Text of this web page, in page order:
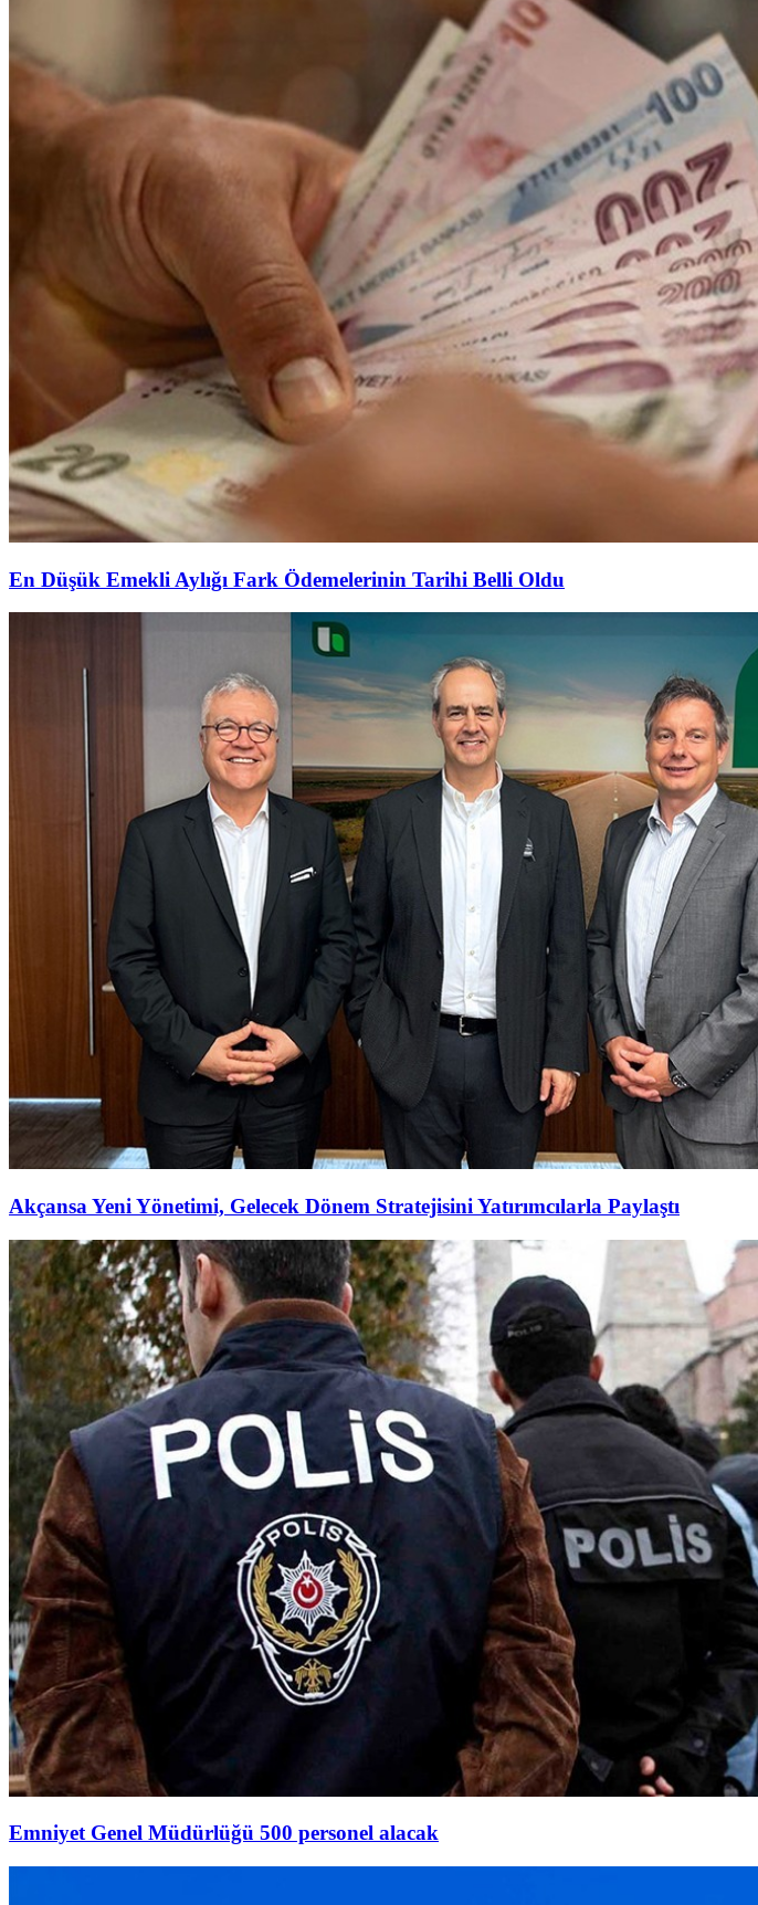
En Düşük Emekli Aylığı Fark Ödemelerinin Tarihi Belli Oldu
Akçansa Yeni Yönetimi, Gelecek Dönem Stratejisini Yatırımcılarla Paylaştı
Emniyet Genel Müdürlüğü 500 personel alacak